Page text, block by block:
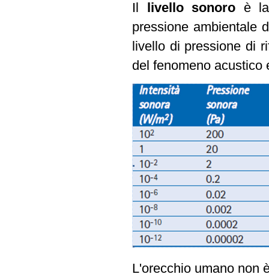
Il
livello sonoro è
pressione ambientale
livello di pressione di
del fenomeno acustico
L'orecchio umano non